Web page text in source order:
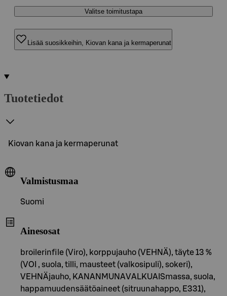
Valitse toimitustapa
Lisää suosikkeihin, Kiovan kana ja kermaperunat
Tuotetiedot
Kiovan kana ja kermaperunat
Valmistusmaa
Suomi
Ainesosat
broilerinfile (Viro), korppujauho (VEHNÄ), täyte 13 %
(VOI , suola, tilli, mausteet (valkosipuli), sokeri),
VEHNÄjauho, KANANMUNAVALKUAISmassa, suola,
happamuudensäätöaineet (sitruunahappo, E331),